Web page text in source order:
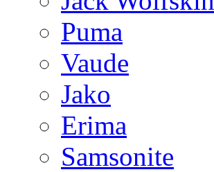
Puma
Vaude
Jako
Erima
Samsonite